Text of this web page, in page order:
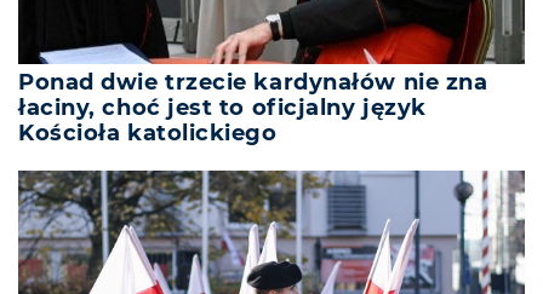
Ponad dwie trzecie kardynałów nie zna
łaciny, choć jest to oficjalny język
Kościoła katolickiego